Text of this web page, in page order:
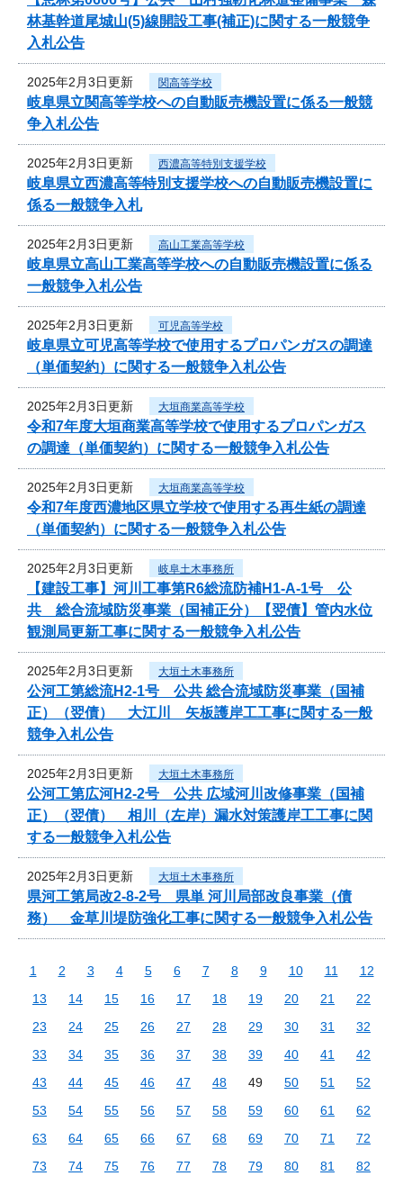
林基幹道尾城山(5)線開設工事(補正)に関する一般競争
入札公告
2025年2月3日更新 関高等学校
岐阜県立関高等学校への自動販売機設置に係る一般競
争入札公告
2025年2月3日更新 西濃高等特別支援学校
岐阜県立西濃高等特別支援学校への自動販売機設置に
係る一般競争入札
2025年2月3日更新 高山工業高等学校
岐阜県立高山工業高等学校への自動販売機設置に係る
一般競争入札公告
2025年2月3日更新 可児高等学校
岐阜県立可児高等学校で使用するプロパンガスの調達
（単価契約）に関する一般競争入札公告
2025年2月3日更新 大垣商業高等学校
令和7年度大垣商業高等学校で使用するプロパンガス
の調達（単価契約）に関する一般競争入札公告
2025年2月3日更新 大垣商業高等学校
令和7年度西濃地区県立学校で使用する再生紙の調達
（単価契約）に関する一般競争入札公告
2025年2月3日更新 岐阜土木事務所
【建設工事】河川工事第R6総流防補H1-A-1号 公
共 総合流域防災事業（国補正分）【翌債】管内水位
観測局更新工事に関する一般競争入札公告
2025年2月3日更新 大垣土木事務所
公河工第総流H2-1号 公共 総合流域防災事業（国補
正）（翌債） 大江川 矢板護岸工工事に関する一般
競争入札公告
2025年2月3日更新 大垣土木事務所
公河工第広河H2-2号 公共 広域河川改修事業（国補
正）（翌債） 相川（左岸）漏水対策護岸工工事に関
する一般競争入札公告
2025年2月3日更新 大垣土木事務所
県河工第局改2-8-2号 県単 河川局部改良事業（債
務） 金草川堤防強化工事に関する一般競争入札公告
1 2 3 4 5 6 7 8 9 10 11
12
13
14 15 16 17 18 19 20 21
22
23
24 25 26 27 28 29 30 31
32
33
34 35 36 37 38 39 40 41
42
43
44 45 46 47 48 49 50 51
52
53
54 55 56 57 58 59 60 61
62
63
64 65 66 67 68 69 70 71
72
73
74 75 76 77 78 79 80 81
82